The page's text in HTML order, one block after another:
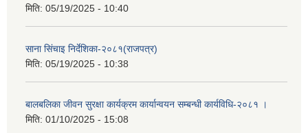
मिति: 05/19/2025 - 10:40
साना सिंचाइ निर्देशिका-२०८१(राजपत्र)
मिति: 05/19/2025 - 10:38
बालबलिका जीवन सुरक्षा कार्यक्रम कार्यान्वयन सम्बन्धी कार्यविधि-२०८१ ।
मिति: 01/10/2025 - 15:08